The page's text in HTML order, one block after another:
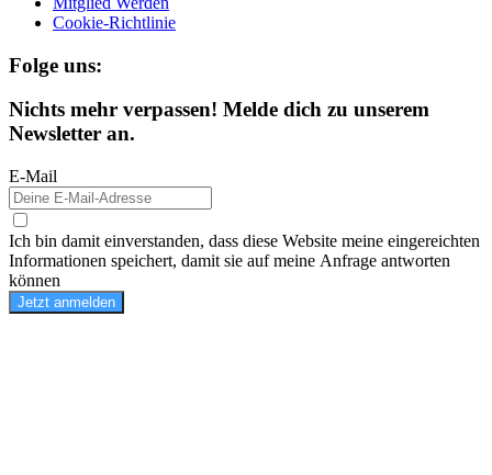
Cookie-Richtlinie
Folge uns:
Nichts mehr verpassen! Melde dich zu unserem
Newsletter an.
E-Mail
Ich bin damit einverstanden, dass diese Website meine eingereichten
Informationen speichert, damit sie auf meine Anfrage antworten
können
Jetzt anmelden